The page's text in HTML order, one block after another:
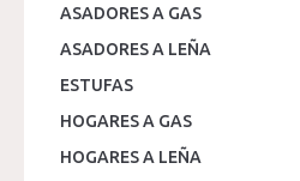
ASADORES A GAS
ASADORES A LEÑA
ESTUFAS
HOGARES A GAS
HOGARES A LEÑA